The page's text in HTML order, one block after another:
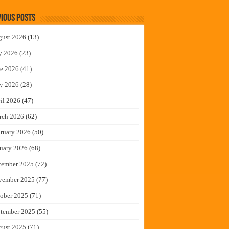
Posts
2026 (13)
2026 (23)
2026 (41)
2026 (28)
2026 (47)
2026 (62)
2026 (50)
2026 (68)
2025 (72)
2025 (77)
2025 (71)
2025 (55)
2025 (71)